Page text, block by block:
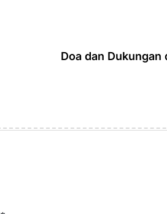
Doa dan